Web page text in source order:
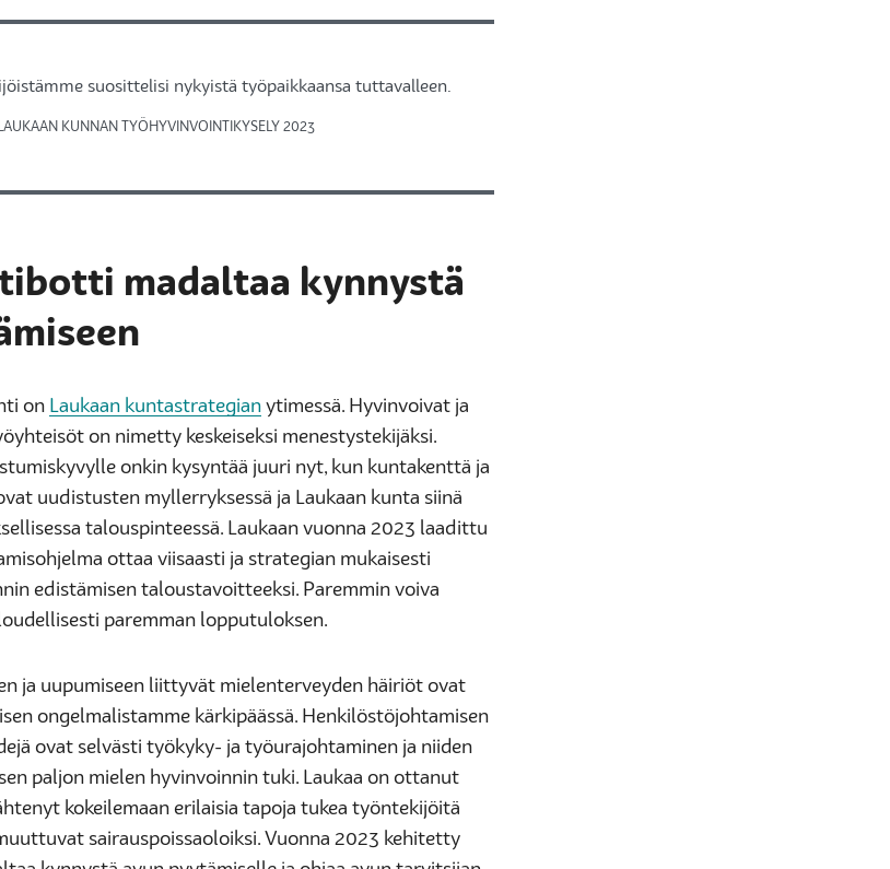
suosittelisi nykyistä työpaikkaansa tuttavalleen.
LAUKAAN KUNNAN TYÖHYVINVOINTIKYSELY 2023
madaltaa kynnystä
on Laukaan kuntastrategian ytimessä. Hyvinvoivat ja
on nimetty keskeiseksi menestystekijäksi.
onkin kysyntää juuri nyt, kun kuntakenttä ja
uudistusten myllerryksessä ja Laukaan kunta siinä
talouspinteessä. Laukaan vuonna 2023 laadittu
ottaa viisaasti ja strategian mukaisesti
edistämisen taloustavoitteeksi. Paremmin voiva
paremman lopputuloksen.
ja uupumiseen liittyvät mielenterveyden häiriöt ovat
ongelmalistamme kärkipäässä. Henkilöstöjohtamisen
ovat selvästi työkyky- ja työurajohtaminen ja niiden
paljon mielen hyvinvoinnin tuki. Laukaa on ottanut
kokeilemaan erilaisia tapoja tukea työntekijöitä
sairauspoissaoloiksi. Vuonna 2023 kehitetty